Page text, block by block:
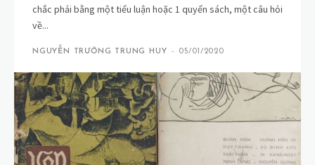
chắc phải bằng một tiểu luận hoặc 1 quyển sách, một câu hỏi
về...
NGUYỄN TRƯỜNG TRUNG HUY - 05/01/2020